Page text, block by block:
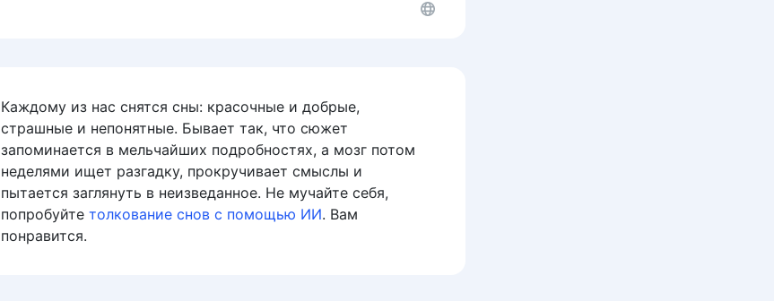
Каждому из нас снятся сны: красочные и добрые,
страшные и непонятные. Бывает так, что сюжет
запоминается в мельчайших подробностях, а мозг потом
неделями ищет разгадку, прокручивает смыслы и
пытается заглянуть в неизведанное. Не мучайте себя,
попробуйте толкование снов с помощью ИИ. Вам
понравится.